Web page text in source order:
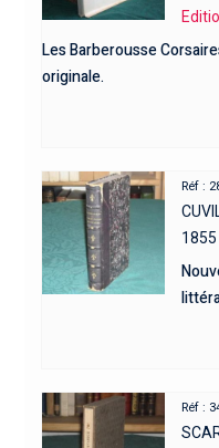
Les Barberousse
originale.
Réf :
1855
Réf :